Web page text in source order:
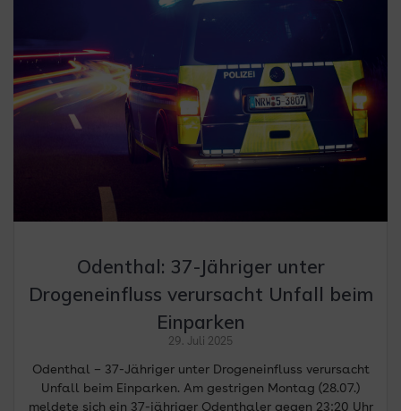
Odenthal: 37-Jähriger unter
Drogeneinfluss verursacht Unfall beim
Einparken
29. Juli 2025
Odenthal – 37-Jähriger unter Drogeneinfluss verursacht
Unfall beim Einparken. Am gestrigen Montag (28.07.)
meldete sich ein 37-jähriger Odenthaler gegen 23:20 Uhr